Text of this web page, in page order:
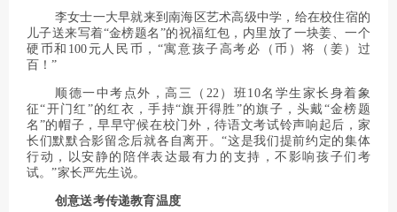
李女士一大早就来到南海区艺术高级中学，给在校住宿的
儿子送来写着“金榜题名”的祝福红包，内里放了一块姜、一个
硬币和100元人民币，“寓意孩子高考必（币）将（姜）过
百！”
顺德一中考点外，高三（22）班10名学生家长身着象
征“开门红”的红衣，手持“旗开得胜”的旗子，头戴“金榜题
名”的帽子，早早守候在校门外，待语文考试铃声响起后，家
长们默默合影留念后就各自离开。“这是我们提前约定的集体
行动，以安静的陪伴表达最有力的支持，不影响孩子们考
试。”家长严先生说。
创意送考传递教育温度